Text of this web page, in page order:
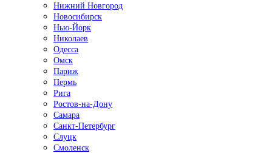
Нижний Новгород
Новосибирск
Нью-Йорк
Николаев
Одесса
Омск
Париж
Пермь
Рига
Ростов-на-Дону
Самара
Санкт-Петербург
Слуцк
Смоленск